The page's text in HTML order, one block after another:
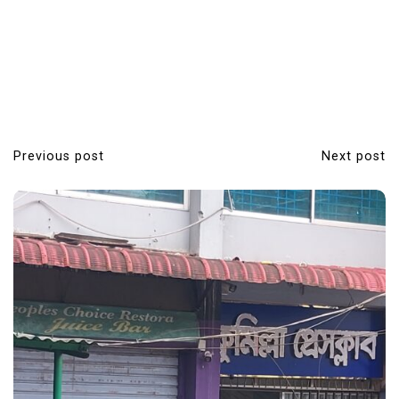
P
o
t
a
v
i
g
Previous post Next post